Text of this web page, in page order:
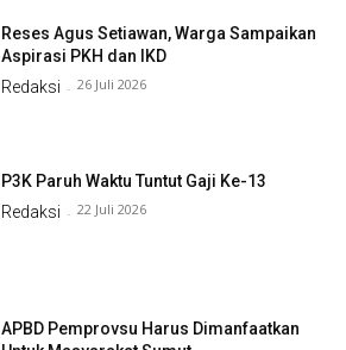
Reses Agus Setiawan, Warga Sampaikan
Aspirasi PKH dan IKD
Redaksi - 26 Juli 2026
P3K Paruh Waktu Tuntut Gaji Ke-13
Redaksi - 22 Juli 2026
APBD Pemprovsu Harus Dimanfaatkan